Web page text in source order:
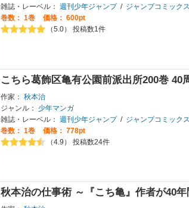
雑誌・レーベル： 週刊少年ジャンプ / ジャンプコミック
巻数： 1巻
価格： 600pt
（5.0） 投稿数1件
こちら葛飾区亀有公園前派出所200巻 40
作家： 秋本治
ジャンル：
少年マンガ
雑誌・レーベル： 週刊少年ジャンプ / ジャンプコミック
巻数： 1巻
価格： 778pt
（4.9） 投稿数24件
秋本治の仕事術 ～『こち亀』作者が40